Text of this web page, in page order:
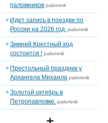
паломников palomnik
Идет запись в поездки по
России на 2026 год. palomnik
Зимний Крестный ход
состоится ! palomnik
Престольный праздник у
Архангела Михаила palomnik
Золотой октябрь в
Петропавловке. palomnik